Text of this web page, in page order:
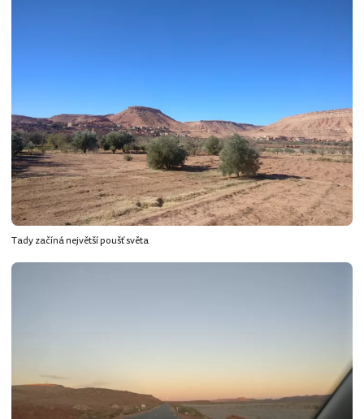
Tady začíná největší poušť světa